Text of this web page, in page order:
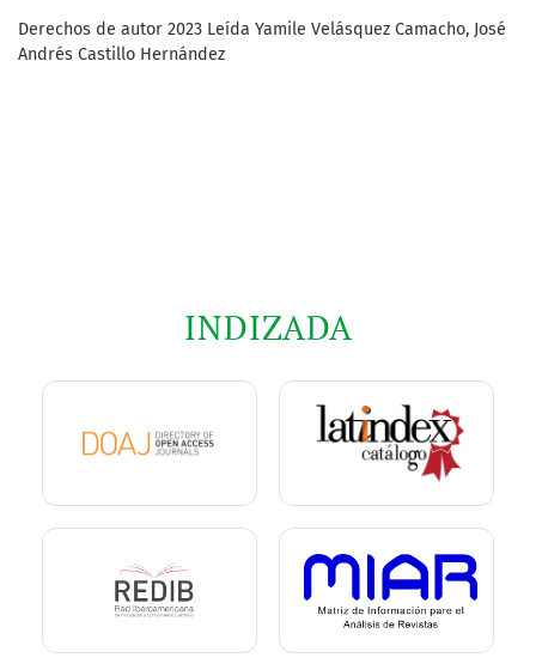
Derechos de autor 2023 Leída Yamile Velásquez Camacho, José
Andrés Castillo Hernández
INDIZADA